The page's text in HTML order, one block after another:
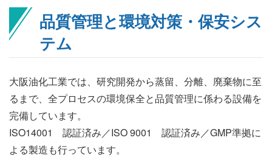
品質管理と環境対策・保安シス
テム
大阪油化工業では、研究開発から蒸留、分離、廃棄物に至
るまで、全プロセスの環境保全と品質管理に係わる設備を
完備しています。
ISO14001 認証済み／ISO 9001 認証済み／GMP準拠に
よる製造も行っています。